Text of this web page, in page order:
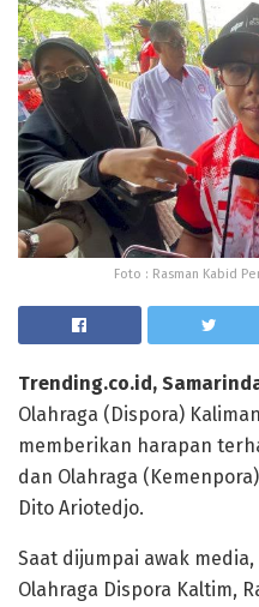
Foto : Rasman Kabid
Trending.co.id,
Olahraga (Dispora)
memberikan harapan
dan Olahraga
Dito Ariotedjo.
Saat dijumpai awak
Olahraga Dispora Kaltim,